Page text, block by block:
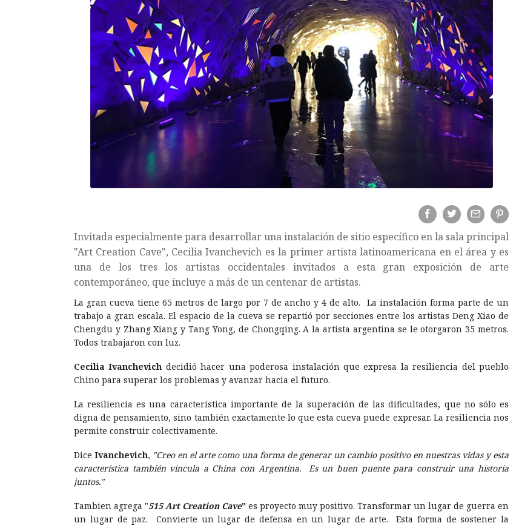
Invitada especialmente para desarrollar una instalación de sitio específico en la sala principal
"Art Creation Cave", Cecilia Ivanchevich es la primer artista latinoamericana en el área y es
una de los tres los artistas occidentales invitados a esta gran exposición de arte
contemporáneo, que incluye a más de un centenar de artistas.
La gran cueva tiene 65 metros de largo por 7 de ancho y 4 de alto. La instalación forma parte de un
trabajo a gran escala. El espacio de la cueva se repartió por secciones entre los artistas Deng Xiao de
Chengdu y Zhang Xiang y Tang Yong, de Chongqing. A la artista argentina se le otorgaron 35 metros.
Todos trabajaron con luz.
Cecilia Ivanchevich decidió hacer una poderosa instalación que expresa la resiliencia del pueblo
Chino para superar los problemas y avanzar hacia el futuro.
La resiliencia es una característica importante de la superación de las dificultades, que no sólo es
digna de pensamiento, sino también exactamente lo que esta cueva puede expresar. La resiliencia nos
permite construir colectivamente.
Dice Ivanchevich, "Creo en el arte como una forma de generar un cambio positivo en nuestras vidas y esta
característica también vincula a China con Argentina. Es un buen puente para construir una historia
juntos."
Tambien agrega "515 Art Creation Cave" es proyecto muy positivo. Transformar un lugar de guerra en
un lugar de paz. Convierte un lugar de defensa en un lugar de arte. Esta forma de sostener la